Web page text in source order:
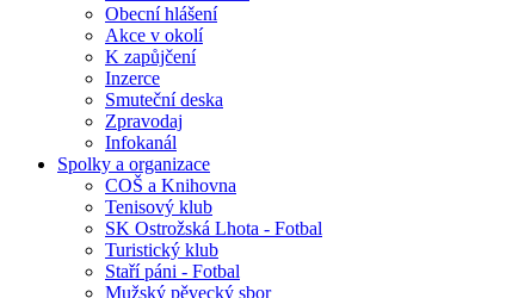
Obecní hlášení
Akce v okolí
K zapůjčení
Inzerce
Smuteční deska
Zpravodaj
Infokanál
Spolky a organizace
COŠ a Knihovna
Tenisový klub
SK Ostrožská Lhota - Fotbal
Turistický klub
Staří páni - Fotbal
Mužský pěvecký sbor